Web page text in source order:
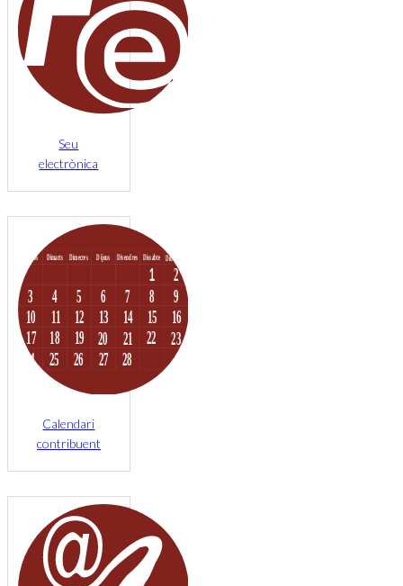
Seu
electrònica
Calendari
contribuent